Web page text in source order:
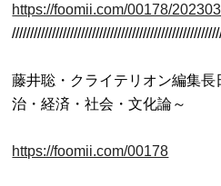
https://foomii.com/00178/
藤井聡・クライテリオン編集
治・経済・社会・文化論～
https://foomii.com/00178